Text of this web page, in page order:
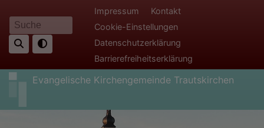
zum
Inhalt
Suche
Fußbereichsmenü
Impressum
Kontakt
Cookie-Einstellungen
Datenschutzerklärung
Barrierefreiheitserklärung
Evangelische Kirchengemeinde Trautskirchen